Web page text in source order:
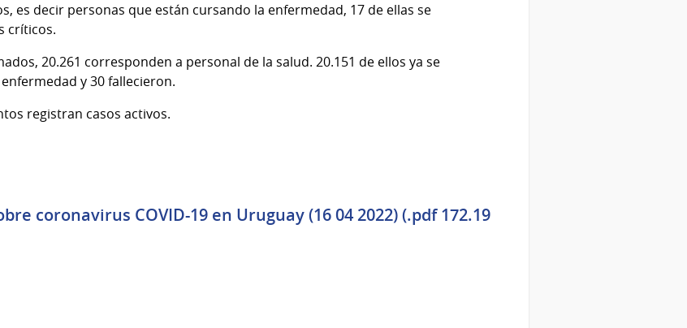
es decir personas que están cursando la enfermedad, 17 de ellas se
críticos.
20.261 corresponden a personal de la salud. 20.151 de ellos ya se
y 30 fallecieron.
registran casos activos.
coronavirus COVID-19 en Uruguay (16 04 2022) (.pdf 172.19